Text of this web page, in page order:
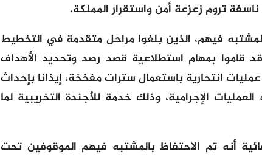
تروم زعزعة أمن واستقرار المملكة.
فيهم، الذين بلغوا مراحل متقدمة في التخطيط
قد قاموا بمهام استطلاعية قصد رصد وتحديد الأهداف
انتحارية باستعمال سترات مفخخة، إيذانا بإحداث
الإجرامية، وذلك خدمة للأجندة التخريبية لما
أنه تم الاحتفاظ بالمشتبه فيهم الموقوفين تحت